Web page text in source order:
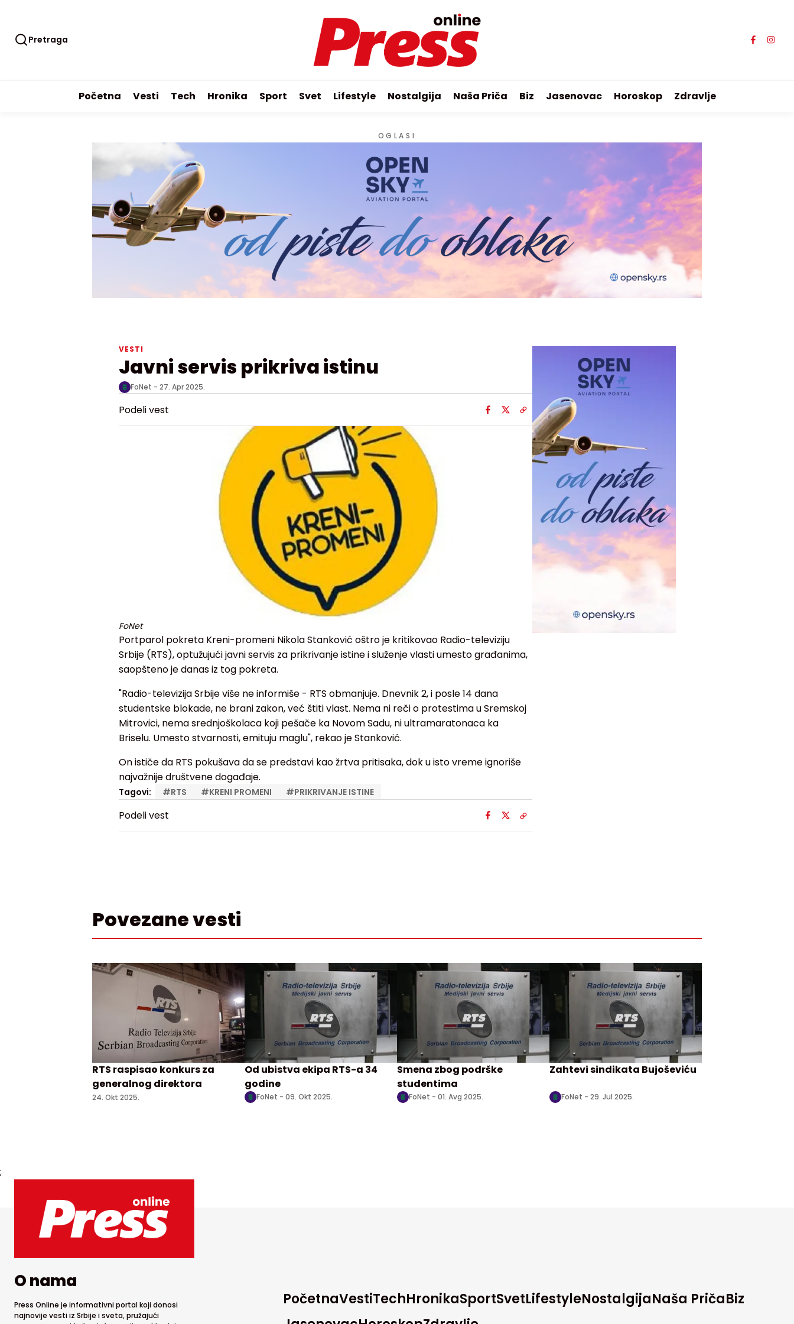
Pretraga
Početna Vesti Tech Hronika Sport Svet Lifestyle Nostalgija Naša Priča Biz Jasenovac Horoskop Zdravlje
OGLASI
VESTI
Javni servis prikriva istinu
FoNet - 27. Apr 2025.
Podeli vest
FoNet
Portparol pokreta Kreni-promeni Nikola Stanković oštro je kritikovao Radio-televiziju
Srbije (RTS), optužujući javni servis za prikrivanje istine i služenje vlasti umesto građanima,
saopšteno je danas iz tog pokreta.
"Radio-televizija Srbije više ne informiše - RTS obmanjuje. Dnevnik 2, i posle 14 dana
studentske blokade, ne brani zakon, već štiti vlast. Nema ni reči o protestima u Sremskoj
Mitrovici, nema srednjoškolaca koji pešače ka Novom Sadu, ni ultramaratonaca ka
Briselu. Umesto stvarnosti, emituju maglu", rekao je Stanković.
On ističe da RTS pokušava da se predstavi kao žrtva pritisaka, dok u isto vreme ignoriše
najvažnije društvene događaje.
Tagovi: #RTS #KRENI PROMENI #PRIKRIVANJE ISTINE
Podeli vest
Povezane vesti
RTS raspisao konkurs za
generalnog direktora
24. Okt 2025.
Od ubistva ekipa RTS-a 34
godine
FoNet - 09. Okt 2025.
Smena zbog podrške
studentima
FoNet - 01. Avg 2025.
Zahtevi sindikata Bujoševiću
FoNet - 29. Jul 2025.
;
O nama
Press Online je informativni portal koji donosi
najnovije vesti iz Srbije i sveta, pružajući
PočetnaVestiTechHronikaSportSvetLifestyleNostalgijaNaša PričaBiz